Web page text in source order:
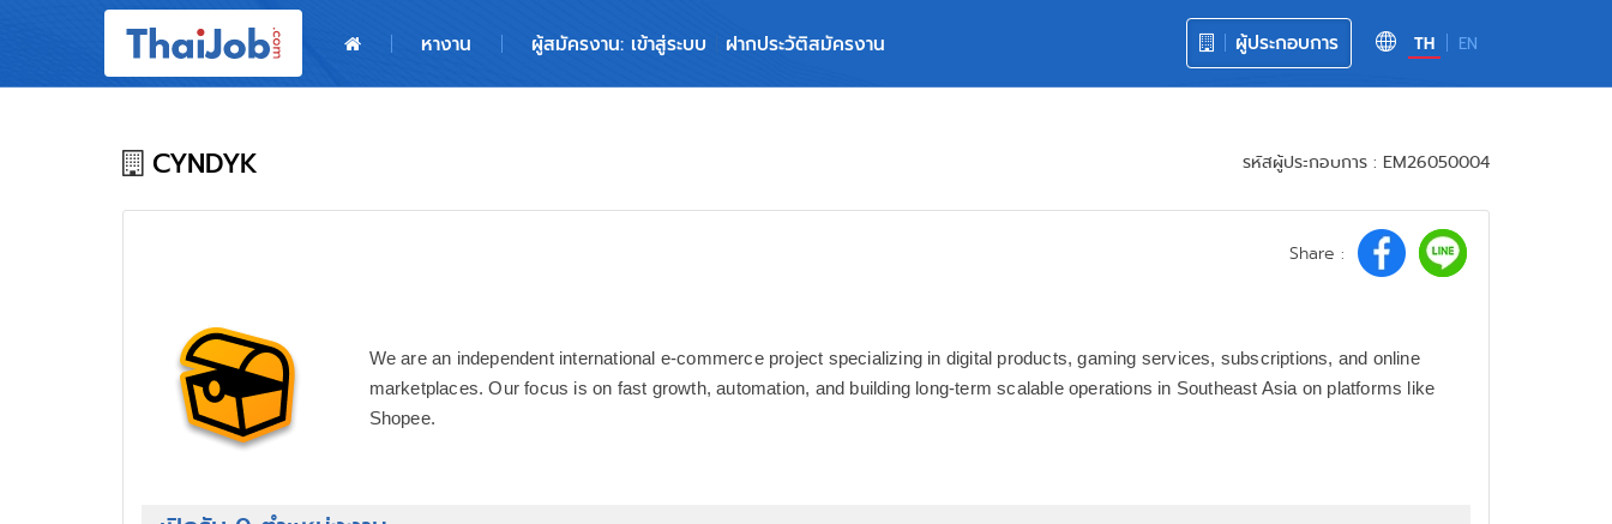
TH EN
ผู้ประกอบการ
หางาน ผู้สมัครงาน: เข้าสู่ระบบ ฝากประวัติสมัครงาน
ผู้สมัครงาน: เข้าสู่ระบบ
CYNDYK รหัสผู้ประกอบการ : EM26050004
Share :
We are an independent international e-commerce project specializing in digital products, gaming services, subscriptions, and online
marketplaces. Our focus is on fast growth, automation, and building long-term scalable operations in Southeast Asia on platforms like
Shopee.